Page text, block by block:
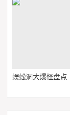
蜈蚣洞大爆怪盘点